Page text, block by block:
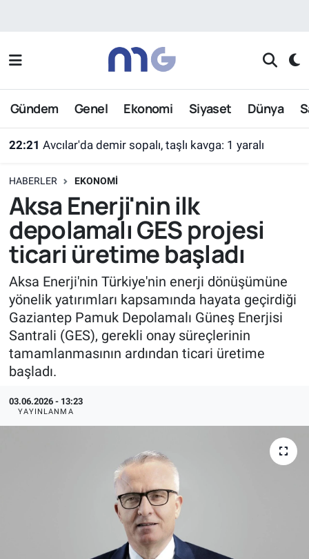
Gündem Genel Ekonomi Siyaset Dünya
22:21 Avcılar'da demir sopalı, taşlı kavga: 1 yaralı
HABERLER EKONOMI
Aksa Enerji'nin ilk
depolamalı GES projesi
ticari üretime başladı
Aksa Enerji'nin Türkiye'nin enerji dönüşümüne
yönelik yatırımları kapsamında hayata geçirdiği
Gaziantep Pamuk Depolamalı Güneş Enerjisi
Santrali (GES), gerekli onay süreçlerinin
tamamlanmasının ardından ticari üretime
başladı.
03.06.2026 - 13:23
YAYINLANMA
Nöbetçi Eczaneler
Hava Durumu
Süper Lig Puan Durumu ve Fikstür
Tüm Manşetler
Son Dakika Haberleri
Haber Arşivi